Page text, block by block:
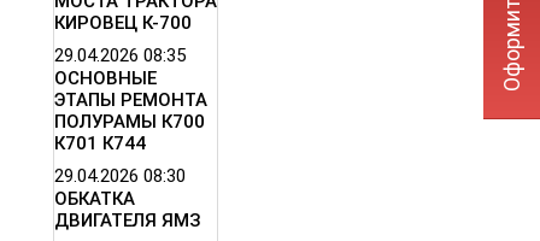
КИРОВЕЦ К-700
29.04.2026 08:35
ОСНОВНЫЕ
ЭТАПЫ РЕМОНТА
ПОЛУРАМЫ К700
К701 К744
29.04.2026 08:30
ОБКАТКА
ДВИГАТЕЛЯ ЯМЗ